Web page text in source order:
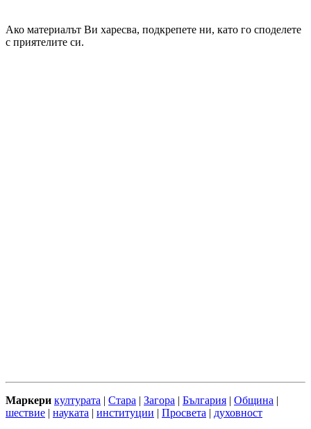
Ако материалът Ви харесва, подкрепете ни, като го споделете
с приятелите си.
Маркери културата | Стара | Загора | България | Община |
шествие | науката | институции | Просвета | духовност